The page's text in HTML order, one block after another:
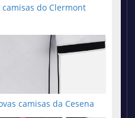
do Clermont
camisas da Cesena